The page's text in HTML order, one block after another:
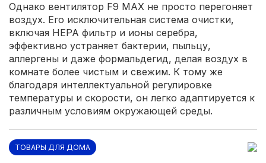
Однако вентилятор F9 MAX не просто перегоняет
воздух. Его исключительная система очистки,
включая HEPA фильтр и ионы серебра,
эффективно устраняет бактерии, пыльцу,
аллергены и даже формальдегид, делая воздух в
комнате более чистым и свежим. К тому же
благодаря интеллектуальной регулировке
температуры и скорости, он легко адаптируется к
различным условиям окружающей среды.
ТОВАРЫ ДЛЯ ДОМА